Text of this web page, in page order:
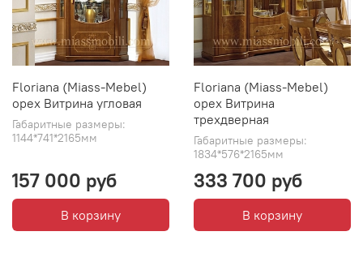
Floriana (Miass-Mebel)
орех Витрина угловая
Габаритные размеры:
1144*741*2165мм
157 000 руб
В корзину
Floriana (Miass-Mebel)
орех Витрина
трехдверная
Габаритные размеры:
1834*576*2165мм
333 700 руб
В корзину